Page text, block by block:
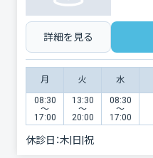
詳細を見る
月 火 水
08:30
〜
17:00
13:30
〜
20:00
08:30
〜
17:00
休診日：木|日|祝